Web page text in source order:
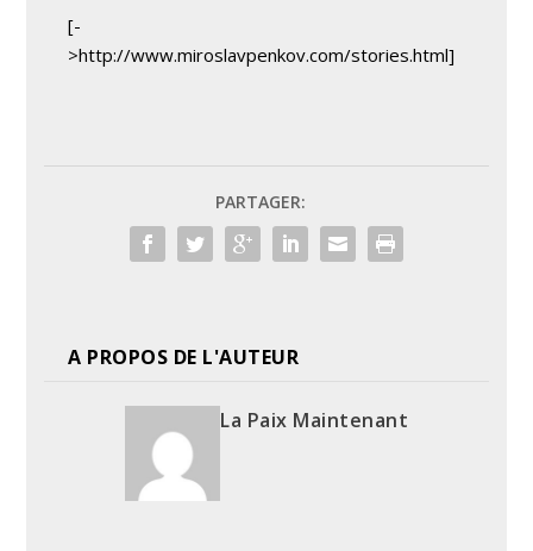
[-
>http://www.miroslavpenkov.com/stories.html]
PARTAGER:
A PROPOS DE L'AUTEUR
La Paix Maintenant